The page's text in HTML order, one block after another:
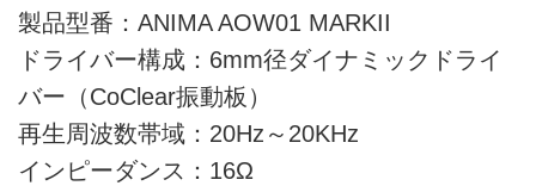
製品型番：ANIMA AOW01 MARKII
ドライバー構成：6mm径ダイナミックドライ
バー（CoClear振動板）
再生周波数帯域：20Hz～20KHz
インピーダンス：16Ω